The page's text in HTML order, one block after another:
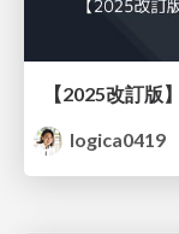
logica0419